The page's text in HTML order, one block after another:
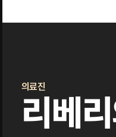
의료진
리베